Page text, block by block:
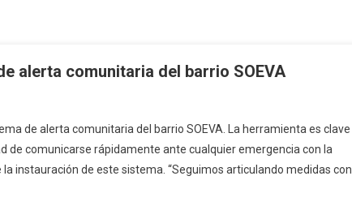
alerta comunitaria del barrio SOEVA
de alerta comunitaria del barrio SOEVA. La herramienta es clave
de comunicarse rápidamente ante cualquier emergencia con la
instauración de este sistema. “Seguimos articulando medidas con